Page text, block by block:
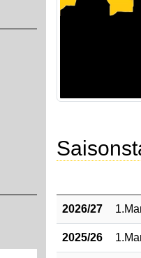
2026/27
2025/26